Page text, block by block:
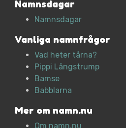
Namnsdagar
Namnsdagar
Vanliga namnfrågor
Vad heter tårna?
Pippi Långstrump
Bamse
Babblarna
Mer om namn.nu
Om namn.nu